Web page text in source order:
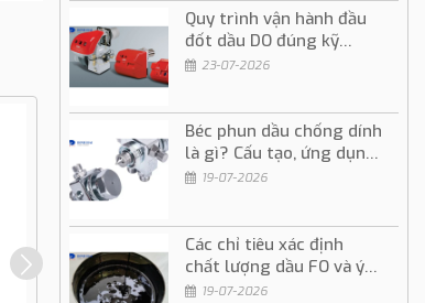
Quy trình vận hành đầu
đốt dầu DO đúng kỹ
thuật và an toàn
23-07-2026
Béc phun dầu chống dính
là gì? Cấu tạo, ứng dụng
và cách sử dụng
19-07-2026
Các chỉ tiêu xác định
chất lượng dầu FO và ý
nghĩa trong vận hành
19-07-2026